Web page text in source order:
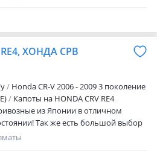
клиента. Цены и наличие
уточняйте у менеджера.
RE4, ХОНДА СРВ
Honda CR-V 2006 - 2009 3 поколение
Капоты на HONDA CRV RE4
из Японии в отличном
Так же есть большой выбор
автозапчастей на данную